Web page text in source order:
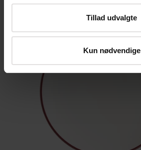
Tillad udvalgte
Kun nødvendige